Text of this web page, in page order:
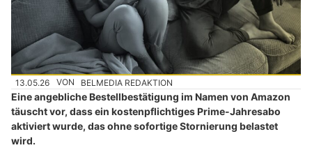
13.05.26 VON BELMEDIA REDAKTION
Eine angebliche Bestellbestätigung im Namen von Amazon
täuscht vor, dass ein kostenpflichtiges Prime-Jahresabo
aktiviert wurde, das ohne sofortige Stornierung belastet
wird.